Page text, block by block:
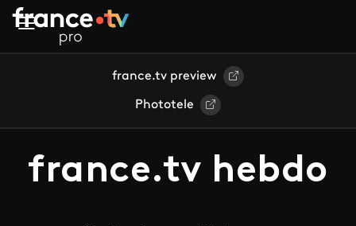
Aller au contenu principal
france.tv preview
Phototele
france.tv hebdo